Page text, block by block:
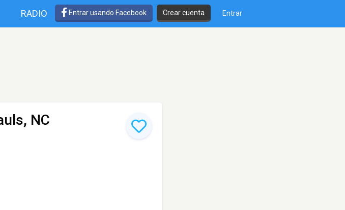
RADIO Entrar usando Facebook Crear cuenta Entrar
NC